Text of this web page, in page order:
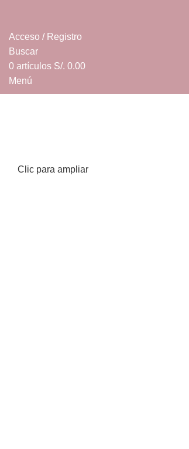
Acceso / Registro
Buscar
0 artículos S/. 0.00
Menú
Clic para ampliar